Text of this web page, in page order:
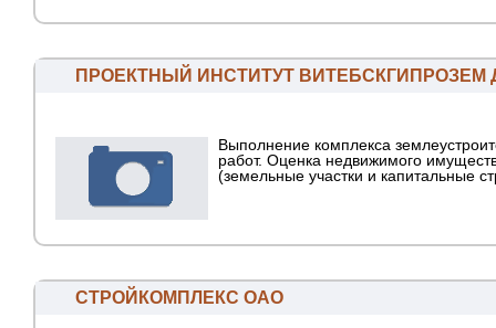
ПРОЕКТНЫЙ ИНСТИТУТ ВИТЕБСКГИПРОЗЕМ
Выполнение комплекса
работ. Оценка недвижимого
(земельные участки и капитальные
СТРОЙКОМПЛЕКС ОАО